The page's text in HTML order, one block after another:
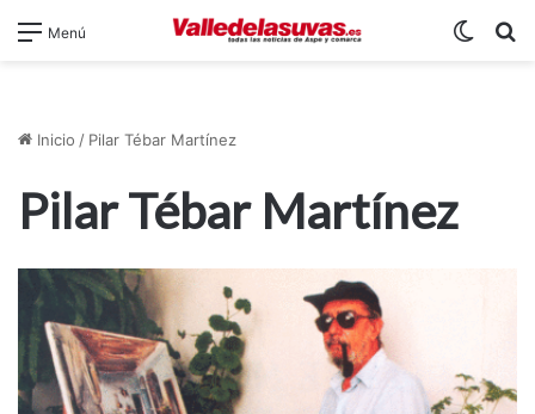
Menú
Inicio / Pilar Tébar Martínez
Pilar Tébar Martínez